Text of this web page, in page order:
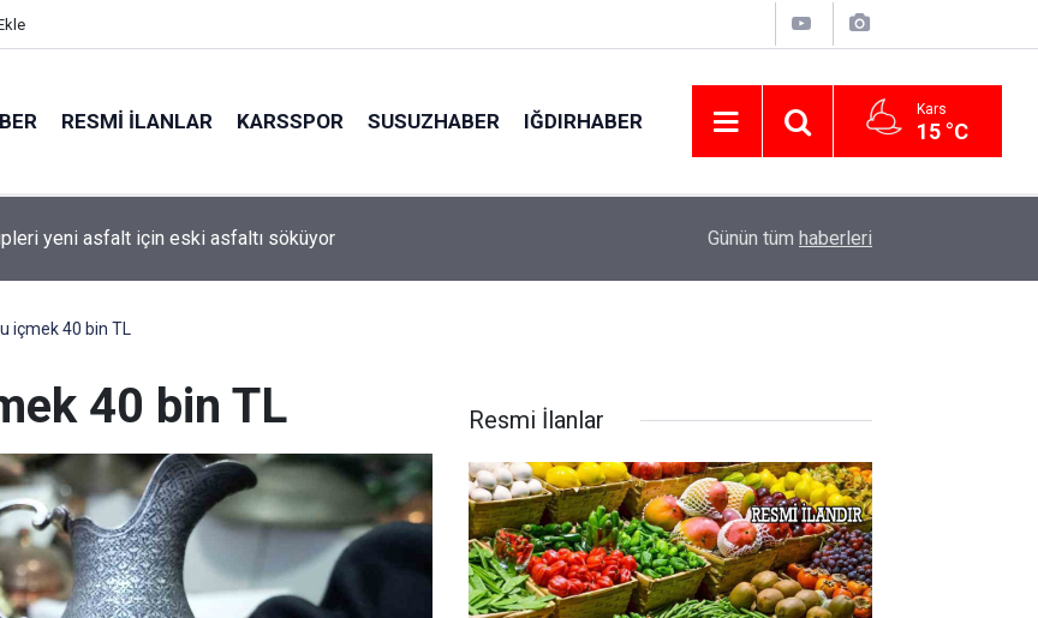
RESMI İLANLAR KARSSPOR SUSUZHABER IĞDIRHABER Kars
15 °C
çöken bina sonrası tedbir amaçlı yakınındaki binanın yıkımına
Komşuları şüphesinde haklı çıktı, evinde ölü
Günün tüm haberleri
içmek 40 bin TL
40 bin TL Resmi İlanlar